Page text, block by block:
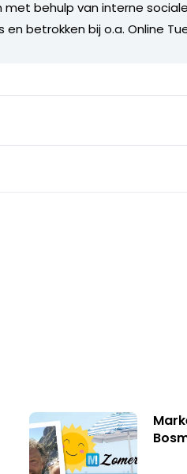
behulp van interne
betrokken bij o.a. Online